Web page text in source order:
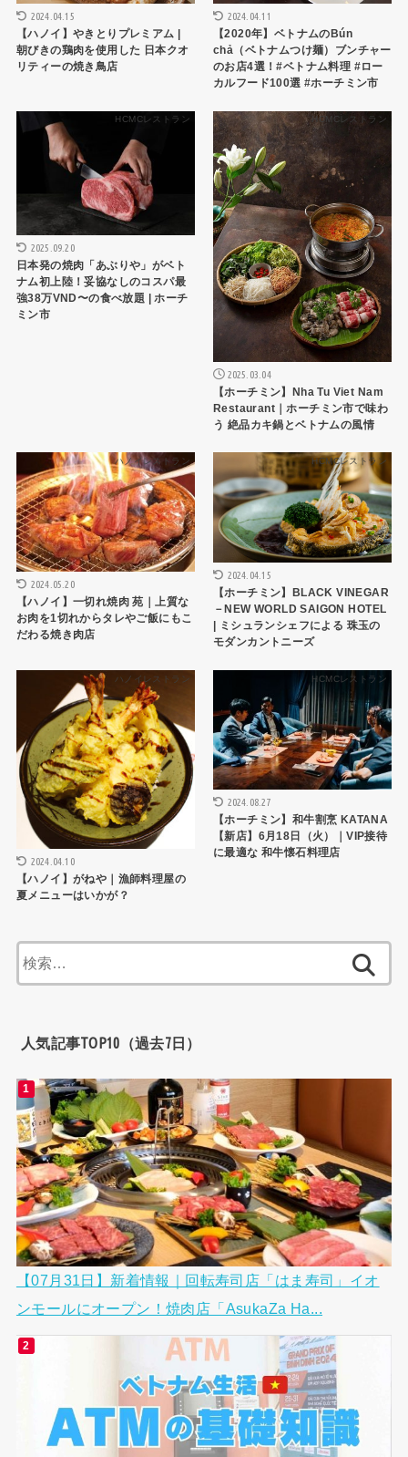
2024.04.15
【ハノイ】やきとりプレミアム |
朝びきの鶏肉を使用した 日本クオ
リティーの焼き鳥店
2024.04.11
【2020年】ベトナムのBún
chả（ベトナムつけ麺）ブンチャー
のお店4選！#ベトナム料理 #ロー
カルフード100選 #ホーチミン市
HCMCレストラン
2025.09.20
日本発の焼肉「あぶりや」がベト
ナム初上陸！妥協なしのコスパ最
強38万VND〜の食べ放題 | ホーチ
ミン市
HCMCレストラン
2025.03.04
【ホーチミン】Nha Tu Viet Nam
Restaurant｜ホーチミン市で味わ
う 絶品カキ鍋とベトナムの風情
ハノイレストラン
2024.05.20
【ハノイ】一切れ焼肉 苑｜上質な
お肉を1切れからタレやご飯にもこ
だわる焼き肉店
HCMCレストラン
2024.04.15
【ホーチミン】BLACK VINEGAR
－NEW WORLD SAIGON HOTEL
| ミシュランシェフによる 珠玉の
モダンカントニーズ
ハノイレストラン
2024.04.10
【ハノイ】がねや｜漁師料理屋の
夏メニューはいかが？
HCMCレストラン
2024.08.27
【ホーチミン】和牛割烹 KATANA
【新店】6月18日（火）｜VIP接待
に最適な 和牛懐石料理店
索:
人気記事TOP10（過去7日）
【07月31日】新着情報｜回転寿司店「はま寿司」イオ
ンモールにオープン！焼肉店「AsukaZa Ha...